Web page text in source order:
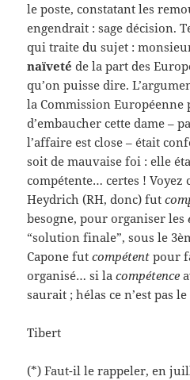
le poste, constatant les
engendrait : sage décision.
qui traite du sujet :
naïveté de la part des
qu’on puisse dire.
la Commission Européenne
d’embaucher cette dame –
l’affaire est close – était
soit de mauvaise foi : elle
compétente… certes ! Voyez
Heydrich (RH, donc) fut
besogne, pour organiser les
“solution finale”, sous le
Capone futcompétentpour
organisé… si lacompétence
saurait ; hélas ce n’est pas le
Tibert
(*) Faut-il le rappeler, en